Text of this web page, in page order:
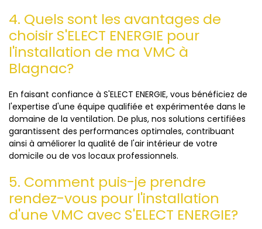
4. Quels sont les avantages de
choisir S'ELECT ENERGIE pour
l'installation de ma VMC à
Blagnac?
En faisant confiance à S'ELECT ENERGIE, vous bénéficiez de
l'expertise d'une équipe qualifiée et expérimentée dans le
domaine de la ventilation. De plus, nos solutions certifiées
garantissent des performances optimales, contribuant
ainsi à améliorer la qualité de l'air intérieur de votre
domicile ou de vos locaux professionnels.
5. Comment puis-je prendre
rendez-vous pour l'installation
d'une VMC avec S'ELECT ENERGIE?